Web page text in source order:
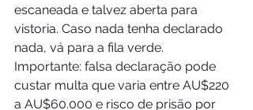
escaneada e talvez aberta para
vistoria. Caso nada tenha declarado
nada, vá para a fila verde.
Importante: falsa declaração pode
custar multa que varia entre AU$220
a AU$60.000 e risco de prisão por